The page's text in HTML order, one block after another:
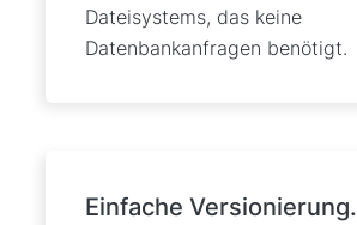
Dateisystems, das keine
Datenbankanfragen benötigt.
Einfache Versionierung.